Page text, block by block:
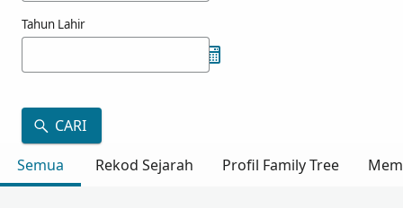
Tahun Lahir
CARI
Semua
Rekod Sejarah Profil Family Tree